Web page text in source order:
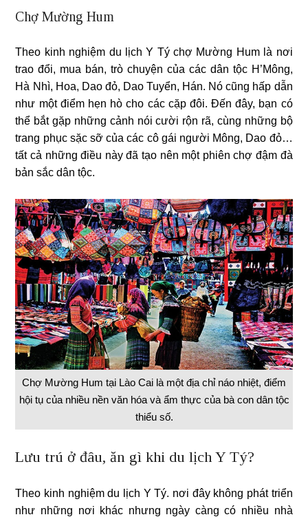
Chợ Mường Hum
Theo kinh nghiệm du lịch Y Tý chợ Mường Hum là nơi
trao đổi, mua bán, trò chuyện của các dân tộc H’Mông,
Hà Nhì, Hoa, Dao đỏ, Dao Tuyển, Hán. Nó cũng hấp dẫn
như một điểm hẹn hò cho các cặp đôi. Đến đây, bạn có
thể bắt gặp những cảnh nói cười rộn rã, cùng những bộ
trang phục sặc sỡ của các cô gái người Mông, Dao đỏ…
tất cả những điều này đã tạo nên một phiên chợ đậm đà
bản sắc dân tộc.
Chợ Mường Hum tại Lào Cai là một địa chỉ náo nhiệt, điểm
hội tụ của nhiều nền văn hóa và ẩm thực của bà con dân tộc
thiểu số.
Lưu trú ở đâu, ăn gì khi du lịch Y Tý?
Theo kinh nghiệm du lịch Y Tý. nơi đây không phát triển
như những nơi khác nhưng ngày càng có nhiều nhà